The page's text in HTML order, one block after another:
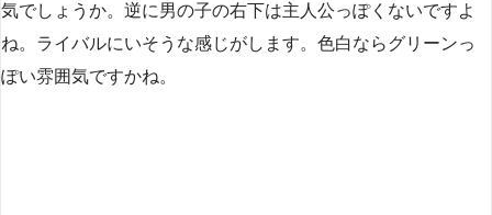
気でしょうか。逆に男の子の右下は主人公っぽくないですよ
ね。ライバルにいそうな感じがします。色白ならグリーンっ
ぽい雰囲気ですかね。